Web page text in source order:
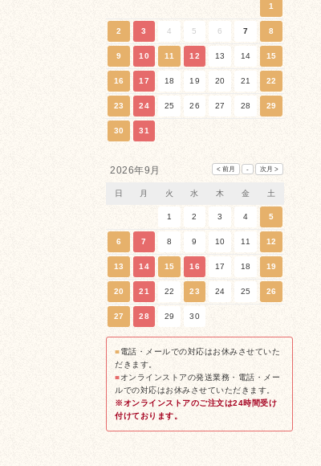
1
2 3 4 5 6 7 8
9 10 11 12 13 14 15
16 17 18 19 20 21 22
23 24 25 26 27 28 29
30 31
2026年9月
日 月 火 水 木 金 土
1 2 3 4 5
6 7 8 9 10 11 12
13 14 15 16 17 18 19
20 21 22 23 24 25 26
27 28 29 30
■電話・メールでの対応はお休みさせていた
だきます。
■オンラインストアの発送業務・電話・メー
ルでの対応はお休みさせていただきます。
※オンラインストアのご注文は24時間受け
付けております。